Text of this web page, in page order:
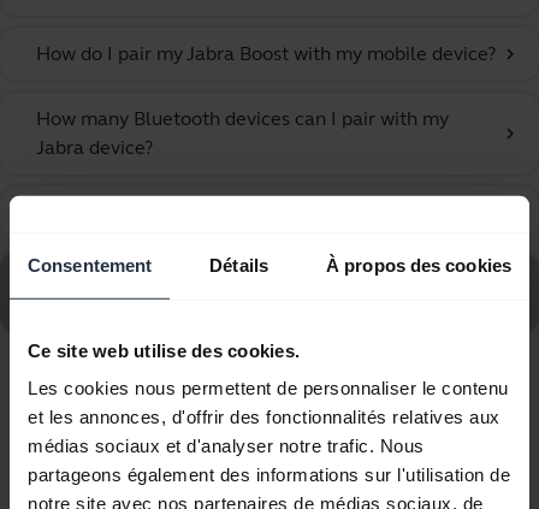
Consentement Détails À propos des cookies
Ce site web utilise des cookies.
Les cookies nous permettent de personnaliser le contenu
et les annonces, d'offrir des fonctionnalités relatives aux
médias sociaux et d'analyser notre trafic. Nous
partageons également des informations sur l'utilisation de
notre site avec nos partenaires de médias sociaux, de
How do I pair my Jabra Boost with my mobile device? chevron_right
How many Bluetooth devices can I pair with my
Jabra device?
chevron_right
Consultez le forum aux questions concernant le Jabra
Boost
Affichage de 7 sur 7